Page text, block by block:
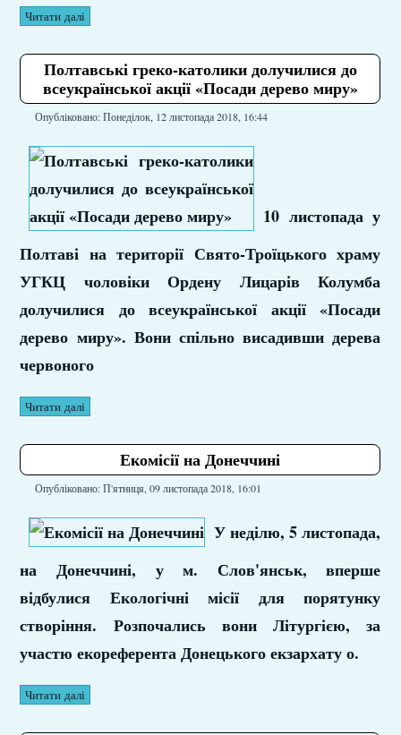
Читати далі
Полтавські греко-католики долучилися до
всеукраїнської акції «Посади дерево миру»
Опубліковано: Понеділок, 12 листопада 2018, 16:44
10 листопада у
Полтаві на території Свято-Троїцького храму
УГКЦ чоловіки Ордену Лицарів Колумба
долучилися до всеукраїнської акції «Посади
дерево миру». Вони спільно висадивши дерева
червоного
Читати далі
Екомісії на Донеччині
Опубліковано: П'ятниця, 09 листопада 2018, 16:01
У неділю, 5 листопада,
на Донеччині, у м. Слов'янськ, вперше
відбулися Екологічні місії для порятунку
створіння. Розпочались вони Літургією, за
участю екореферента Донецького екзархату о.
Читати далі